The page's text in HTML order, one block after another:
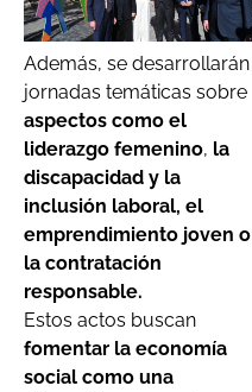
Además, se desarrollarán
jornadas temáticas sobre
aspectos como el
liderazgo femenino, la
discapacidad y la
inclusión laboral, el
emprendimiento joven o
la contratación
responsable.
Estos actos buscan
fomentar la economía
social como una